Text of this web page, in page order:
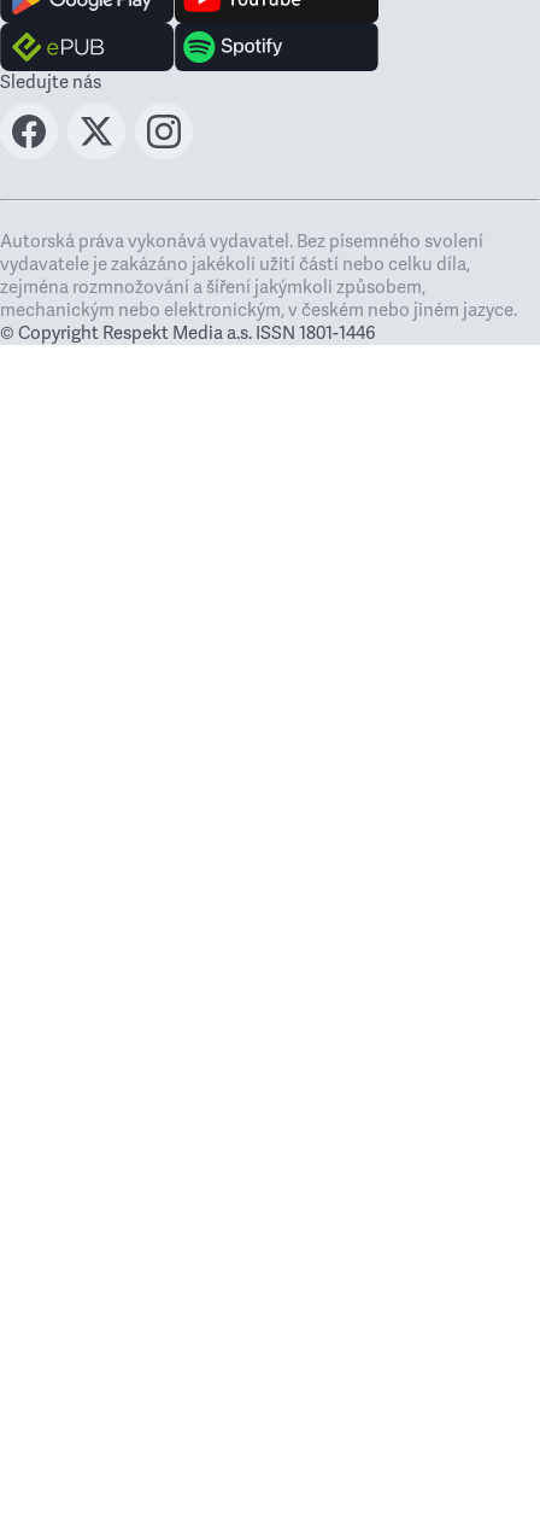
Sledujte nás
Autorská práva vykonává vydavatel. Bez písemného svolení
vydavatele je zakázáno jakékoli užití částí nebo celku díla,
zejména rozmnožování a šíření jakýmkoli způsobem,
mechanickým nebo elektronickým, v českém nebo jiném jazyce.
© Copyright Respekt Media a.s. ISSN 1801-1446